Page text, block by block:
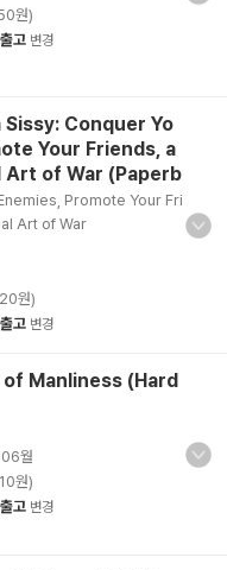
원)
고 변경
Sissy: Conquer Yo
Your Friends, a
Art of War (Paperb
Promote Your Fri
Art of War
원)
고 변경
Manliness (Hard
월
원)
고 변경